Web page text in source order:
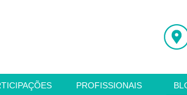
PROFISSIONAIS